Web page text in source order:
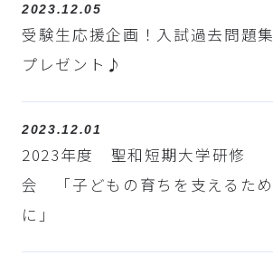
2023.12.05
受験生応援企画！入試過去問題集
プレゼント♪
2023.12.01
2023年度 聖和短期大学研修
会 「子どもの育ちを支えるため
に」